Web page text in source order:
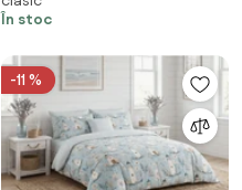
Dimensiune lenjerie de pat: 70 x
90 cm | 140 x 200 cm
În stoc
-11 %